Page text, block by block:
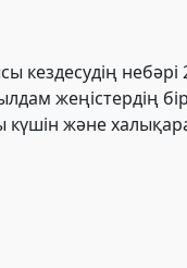
небәрі
жеңістердің
және